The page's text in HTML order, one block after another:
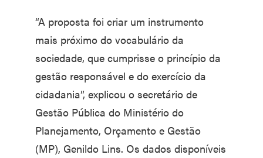
“A proposta foi criar um instrumento
mais próximo do vocabulário da
sociedade, que cumprisse o princípio da
gestão responsável e do exercício da
cidadania”, explicou o secretário de
Gestão Pública do Ministério do
Planejamento, Orçamento e Gestão
(MP), Genildo Lins. Os dados disponíveis